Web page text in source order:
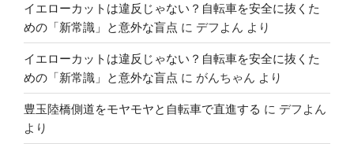
イエローカットは違反じゃない？自転車を安全に抜くた
めの「新常識」と意外な盲点 に デフよん より
イエローカットは違反じゃない？自転車を安全に抜くた
めの「新常識」と意外な盲点 に がんちゃん より
豊玉陸橋側道をモヤモヤと自転車で直進する に デフよん
より